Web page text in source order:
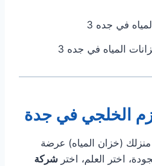
المياه في جده 3
الخلجي في جدة
(خزان المياه) عرضة
اختر العلم، اختر شركة